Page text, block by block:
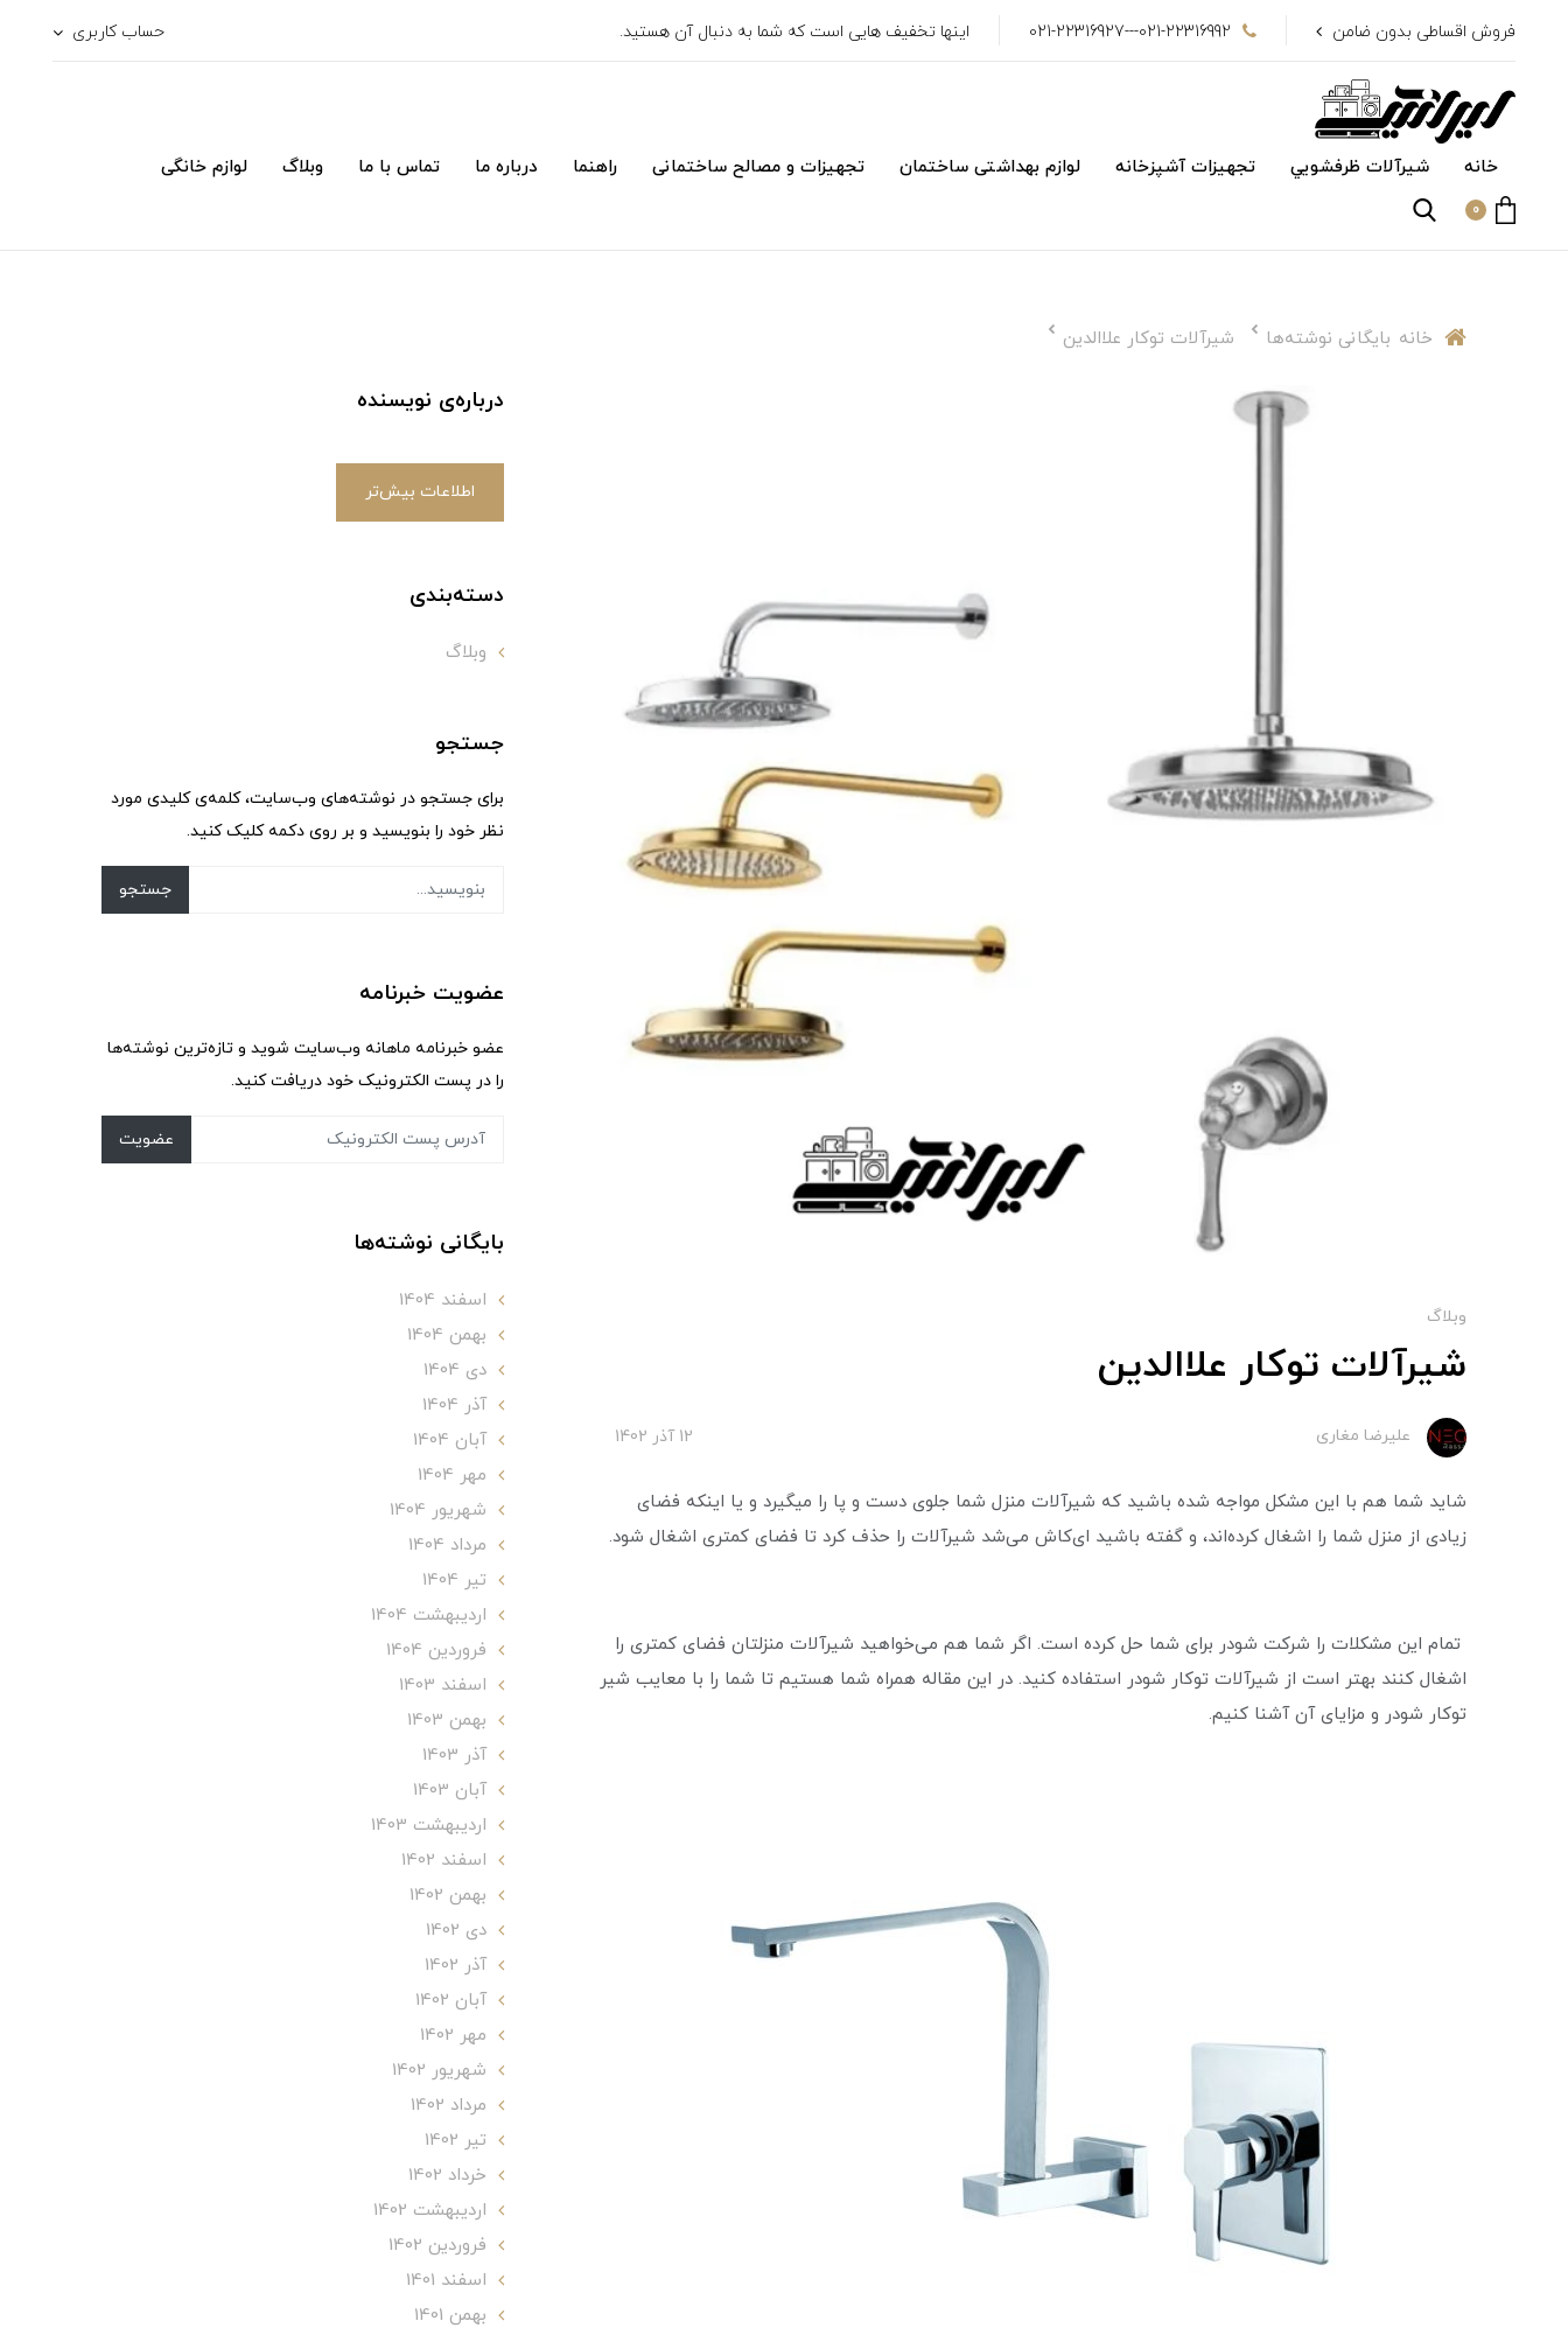
فروش اقساطی بدون ضامن 021-22316992---021-22316927 اینها تخفیف هایی است که شما به دنبال آن هستید. حساب کاربری
خانه شیرآلات ظرفشويي تجهیزات آشپزخانه لوازم بهداشتی ساختمان تجهیزات و مصالح ساختمانی راهنما درباره ما تماس با ما وبلاگ لوازم خانگی
0
خانه بایگانی نوشته‌ها شیرآلات توکار علاالدین
وبلاگ
شیرآلات توکار علاالدین
علیرضا مغاری 12 آذر 1402
شاید شما هم با این مشکل مواجه شده باشید که شیرآلات منزل شما جلوی دست و پا را میگیرد و یا اینکه فضای
زیادی از منزل شما را اشغال کرده‌اند، و گفته باشید ای‌کاش می‌شد شیرآلات را حذف کرد تا فضای کمتری اشغال شود.
تمام این مشکلات را شرکت شودر برای شما حل کرده است. اگر شما هم می‌خواهید شیرآلات منزلتان فضای کمتری را
اشغال کنند بهتر است از شیرآلات توکار شودر استفاده کنید. در این مقاله همراه شما هستیم تا شما را با معایب شیر
توکار شودر و مزایای آن آشنا کنیم.
درباره‌ی نویسنده
اطلاعات بیش‌تر
دسته‌بندی
وبلاگ
جستجو
برای جستجو در نوشته‌های وب‌سایت، کلمه‌ی کلیدی مورد
نظر خود را بنویسید و بر روی دکمه کلیک کنید.
جستجو
عضویت خبرنامه
عضو خبرنامه ماهانه وب‌سایت شوید و تازه‌ترین نوشته‌ها
را در پست الکترونیک خود دریافت کنید.
عضویت
بایگانی نوشته‌ها
اسفند 1404
بهمن 1404
دی 1404
آذر 1404
آبان 1404
مهر 1404
شهریور 1404
مرداد 1404
تير 1404
ارديبهشت 1404
فروردین 1404
اسفند 1403
بهمن 1403
آذر 1403
آبان 1403
ارديبهشت 1403
اسفند 1402
بهمن 1402
دی 1402
آذر 1402
آبان 1402
مهر 1402
شهریور 1402
مرداد 1402
تير 1402
خرداد 1402
ارديبهشت 1402
فروردین 1402
اسفند 1401
بهمن 1401